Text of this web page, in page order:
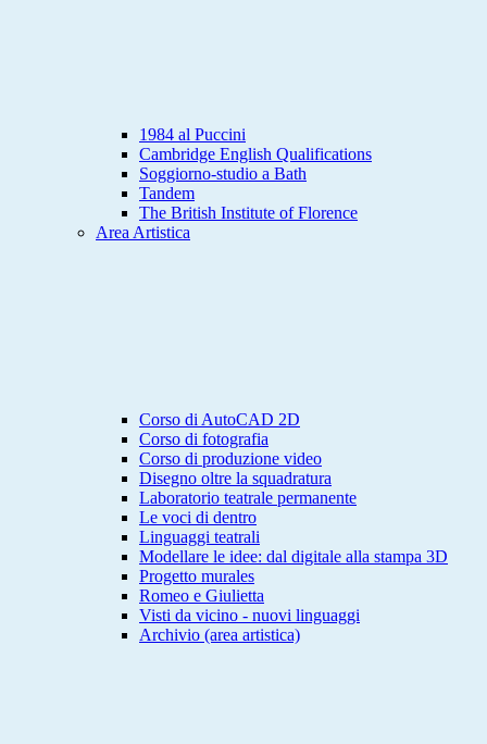
1984 al Puccini
Cambridge English Qualifications
Soggiorno-studio a Bath
Tandem
The British Institute of Florence
Area Artistica
Corso di AutoCAD 2D
Corso di fotografia
Corso di produzione video
Disegno oltre la squadratura
Laboratorio teatrale permanente
Le voci di dentro
Linguaggi teatrali
Modellare le idee: dal digitale alla stampa 3D
Progetto murales
Romeo e Giulietta
Visti da vicino - nuovi linguaggi
Archivio (area artistica)